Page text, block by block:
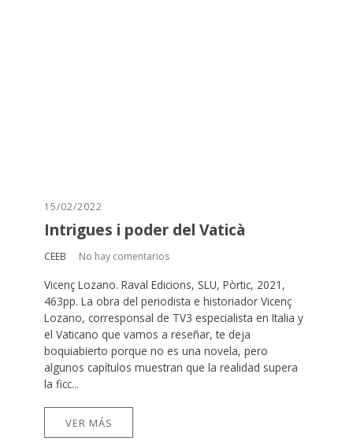
15/02/2022
Intrigues i poder del Vaticà
CEEB No hay comentarios
Vicenç Lozano. Raval Edicions, SLU, Pòrtic, 2021,
463pp. La obra del periodista e historiador Vicenç
Lozano, corresponsal de TV3 especialista en Italia y
el Vaticano que vamos a reseñar, te deja
boquiabierto porque no es una novela, pero
algunos capítulos muestran que la realidad supera
la ficc...
VER MÁS